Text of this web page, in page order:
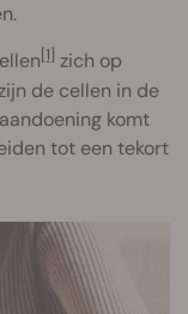
[1] zich op
de cellen in de
komt
tot een tekort